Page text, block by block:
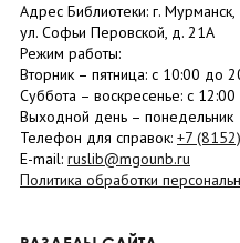
Адрес Библиотеки: г. Мурманск,
ул. Софьи Перовской, д. 21А
Режим работы:
Вторник – пятница: с 10:00 до
Суббота – воскресенье: c
Выходной день – понедельник
Телефон для справок: +7 (8152)
E-mail: ruslib@mgounb.ru
Политика обработки